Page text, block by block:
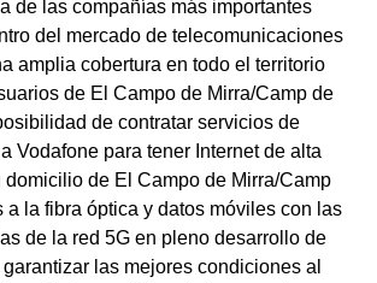
de las compañías más importantes
del mercado de telecomunicaciones
amplia cobertura en todo el territorio
de El Campo de Mirra/Camp de
de contratar servicios de
Vodafone para tener Internet de alta
de El Campo de Mirra/Camp
a la fibra óptica y datos móviles con las
de la red 5G en pleno desarrollo de
las mejores condiciones al